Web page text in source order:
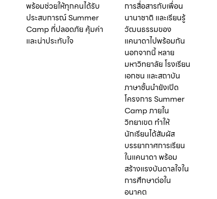
พร้อมช่วยให้ทุกคนได้รับ
ประสบการณ์ Summer
Camp ที่ปลอดภัย คุ้มค่า
และน่าประทับใจ
การสื่อสารกับเพื่อน
นานาชาติ และเรียนรู้
วัฒนธรรมของ
แคนาดาไปพร้อมกัน
นอกจากนี้ หลาย
มหาวิทยาลัย โรงเรียน
เอกชน และสถาบัน
ภาษาชั้นนำยังเปิด
โครงการ Summer
Camp ภายใน
วิทยาเขต ทำให้
นักเรียนได้สัมผัส
บรรยากาศการเรียน
ในแคนาดา พร้อม
สร้างแรงบันดาลใจใน
การศึกษาต่อใน
อนาคต